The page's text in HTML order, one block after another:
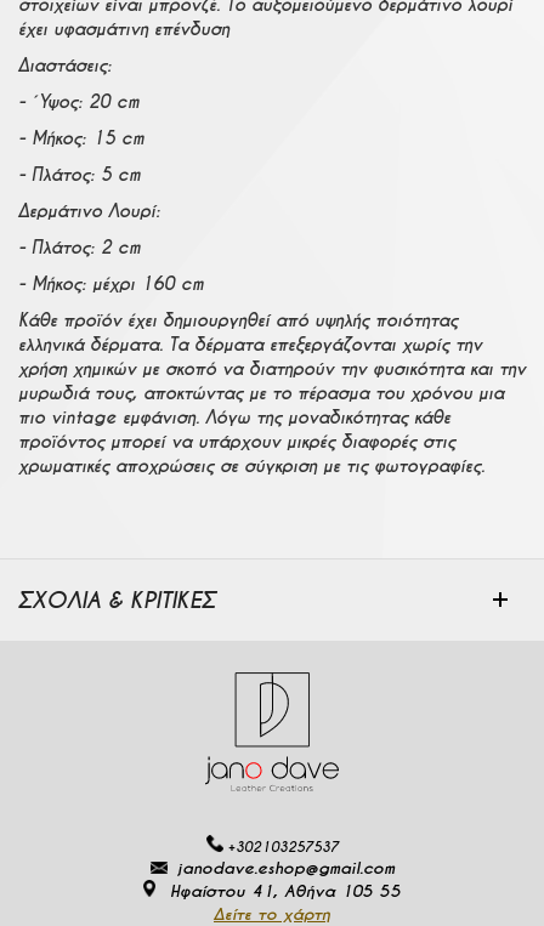
στοιχείων είναι μπρονζέ. Το αυξομειούμενο δερμάτινο λουρί
έχει υφασμάτινη επένδυση
Διαστάσεις:
- Ύψος: 20 cm
- Μήκος: 15 cm
- Πλάτος: 5 cm
Δερμάτινο Λουρί:
- Πλάτος: 2 cm
- Μήκος: μέχρι 160 cm
Κάθε προϊόν έχει δημιουργηθεί από υψηλής ποιότητας
ελληνικά δέρματα. Τα δέρματα επεξεργάζονται χωρίς την
χρήση χημικών με σκοπό να διατηρούν την φυσικότητα και την
μυρωδιά τους, αποκτώντας με το πέρασμα του χρόνου μια
πιο vintage εμφάνιση. Λόγω της μοναδικότητας κάθε
προϊόντος μπορεί να υπάρχουν μικρές διαφορές στις
χρωματικές αποχρώσεις σε σύγκριση με τις φωτογραφίες.
ΣΧΟΛΙΑ & ΚΡΙΤΙΚΕΣ
+302103257537
janodave.eshop@gmail.com
Ηφαίστου 41, Αθήνα 105 55
Δείτε το χάρτη